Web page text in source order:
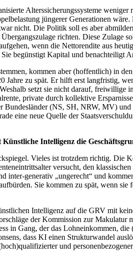
Alterssicherungssysteme
jüngerer Generationen
nicht. Die Politik soll es aber
richten. Diese Zulage
wenn die Nettorendite aus
begünstigt Kapital und benachteiligt
kommen aber (hoffentlich) in
zu spät. Er hilft erst langfristig,
setzt sie nicht darauf,
private durch kollektive
(NS, SH, NRW, MV)
eine neue Quelle der
Intelligenz die
Vieles ist trotzdem richtig. Die
versucht, den
generativ „ungerecht“ und
Sie kommen zu spät, wenn
Intelligenz auf die GRV mit
der Kommission zur
in Gang, der das Lohneinkommen,
dass KI einen Strukturwandel
und